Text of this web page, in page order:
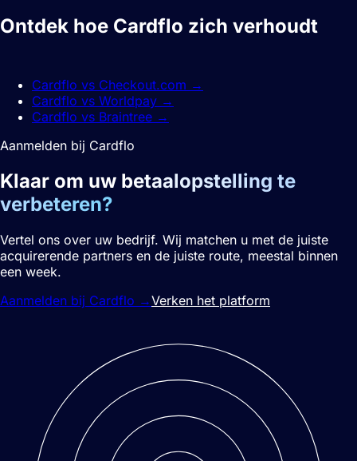
Ontdek hoe Cardflo zich verhoudt
Cardflo vs Checkout.com →
Cardflo vs Worldpay →
Cardflo vs Braintree →
Aanmelden bij Cardflo
Klaar om uw betaalopstelling te
verbeteren?
Vertel ons over uw bedrijf. Wij matchen u met de juiste
acquirerende partners en de juiste route, meestal binnen
een week.
Aanmelden bij Cardflo →Verken het platform